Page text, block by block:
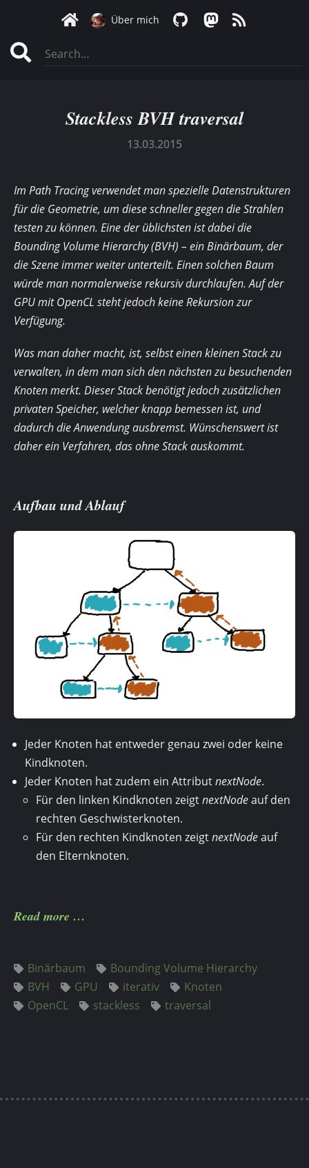
Über mich
Stackless BVH traversal
13.03.2015
Im Path Tracing verwendet man spezielle Datenstrukturen
für die Geometrie, um diese schneller gegen die Strahlen
testen zu können. Eine der üblichsten ist dabei die
Bounding Volume Hierarchy (BVH) – ein Binärbaum, der
die Szene immer weiter unterteilt. Einen solchen Baum
würde man normalerweise rekursiv durchlaufen. Auf der
GPU mit OpenCL steht jedoch keine Rekursion zur
Verfügung.
Was man daher macht, ist, selbst einen kleinen Stack zu
verwalten, in dem man sich den nächsten zu besuchenden
Knoten merkt. Dieser Stack benötigt jedoch zusätzlichen
privaten Speicher, welcher knapp bemessen ist, und
dadurch die Anwendung ausbremst. Wünschens­wert ist
daher ein Verfahren, das ohne Stack auskommt.
Aufbau und Ablauf
Jeder Knoten hat entweder genau zwei oder keine
Kindknoten.
Jeder Knoten hat zudem ein AttributnextNode.
Für den linken Kindknoten zeigtnextNodeauf den
rechten Geschwisterknoten.
Für den rechten Kindknoten zeigtnextNodeauf
den Elternknoten.
Read more
Binärbaum
Bounding Volume Hierarchy
BVH
GPU iterativ
Knoten
OpenCL
stackless traversal